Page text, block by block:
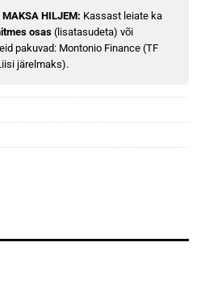
MAKSA HILJEM: Kassast leiate ka
osas(lisatasudeta) või
pakuvad: Montonio Finance (TF
järelmaks).